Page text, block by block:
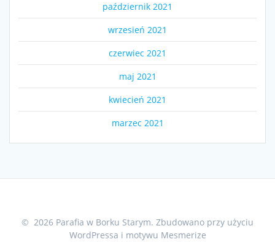
październik 2021
wrzesień 2021
czerwiec 2021
maj 2021
kwiecień 2021
marzec 2021
© 2026 Parafia w Borku Starym. Zbudowano przy użyciu
WordPressa i motywu Mesmerize